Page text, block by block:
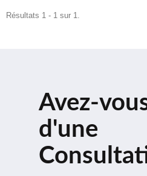
Résultats 1 - 1 sur 1.
Avez-
d'une